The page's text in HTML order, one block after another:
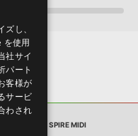
EDM DROPS SPIRE MIDI
し、
を使用
社サイ
パート
客様が
サービ
わされ